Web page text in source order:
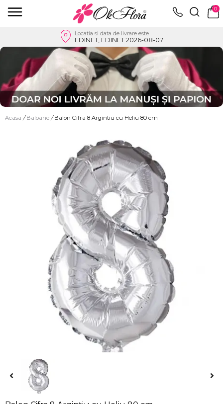
0
Locatia si data de livrare este
EDINET, EDINET 2026-08-07
Acasa / Baloane / Balon Cifra 8 Argintiu cu Heliu 80 cm